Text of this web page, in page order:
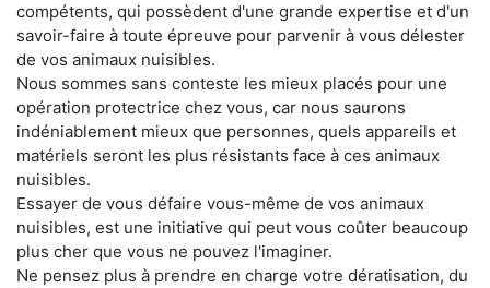
compétents, qui possèdent d'une grande expertise et d'un
savoir-faire à toute épreuve pour parvenir à vous délester
de vos animaux nuisibles.
Nous sommes sans conteste les mieux placés pour une
opération protectrice chez vous, car nous saurons
indéniablement mieux que personnes, quels appareils et
matériels seront les plus résistants face à ces animaux
nuisibles.
Essayer de vous défaire vous-même de vos animaux
nuisibles, est une initiative qui peut vous coûter beaucoup
plus cher que vous ne pouvez l'imaginer.
Ne pensez plus à prendre en charge votre dératisation, du